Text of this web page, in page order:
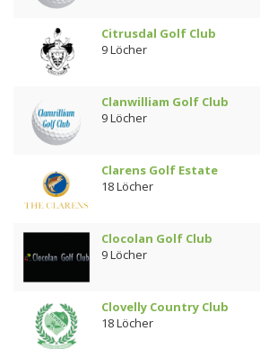
Citrusdal Golf Club
9 Löcher
Clanwilliam Golf Club
9 Löcher
Clarens Golf Estate
18 Löcher
Clocolan Golf Club
9 Löcher
Clovelly Country Club
18 Löcher